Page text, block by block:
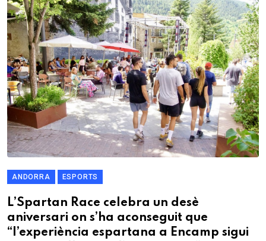
ANDORRA ESPORTS
L’Spartan Race celebra un desè
aniversari on s’ha aconseguit que
“l’experiència espartana a Encamp sigui